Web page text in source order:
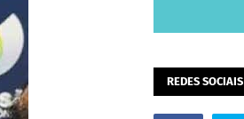
REDES SOCIAIS